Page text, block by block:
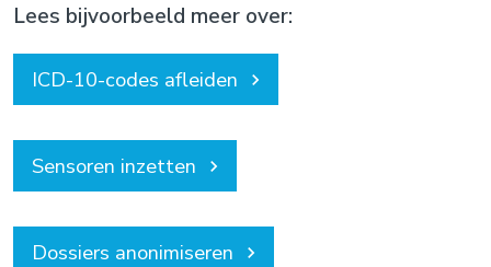
Lees bijvoorbeeld meer over:
ICD-10-codes afleiden keyboard_arrow_right
Sensoren inzetten keyboard_arrow_right
Dossiers anonimiseren keyboard_arrow_right